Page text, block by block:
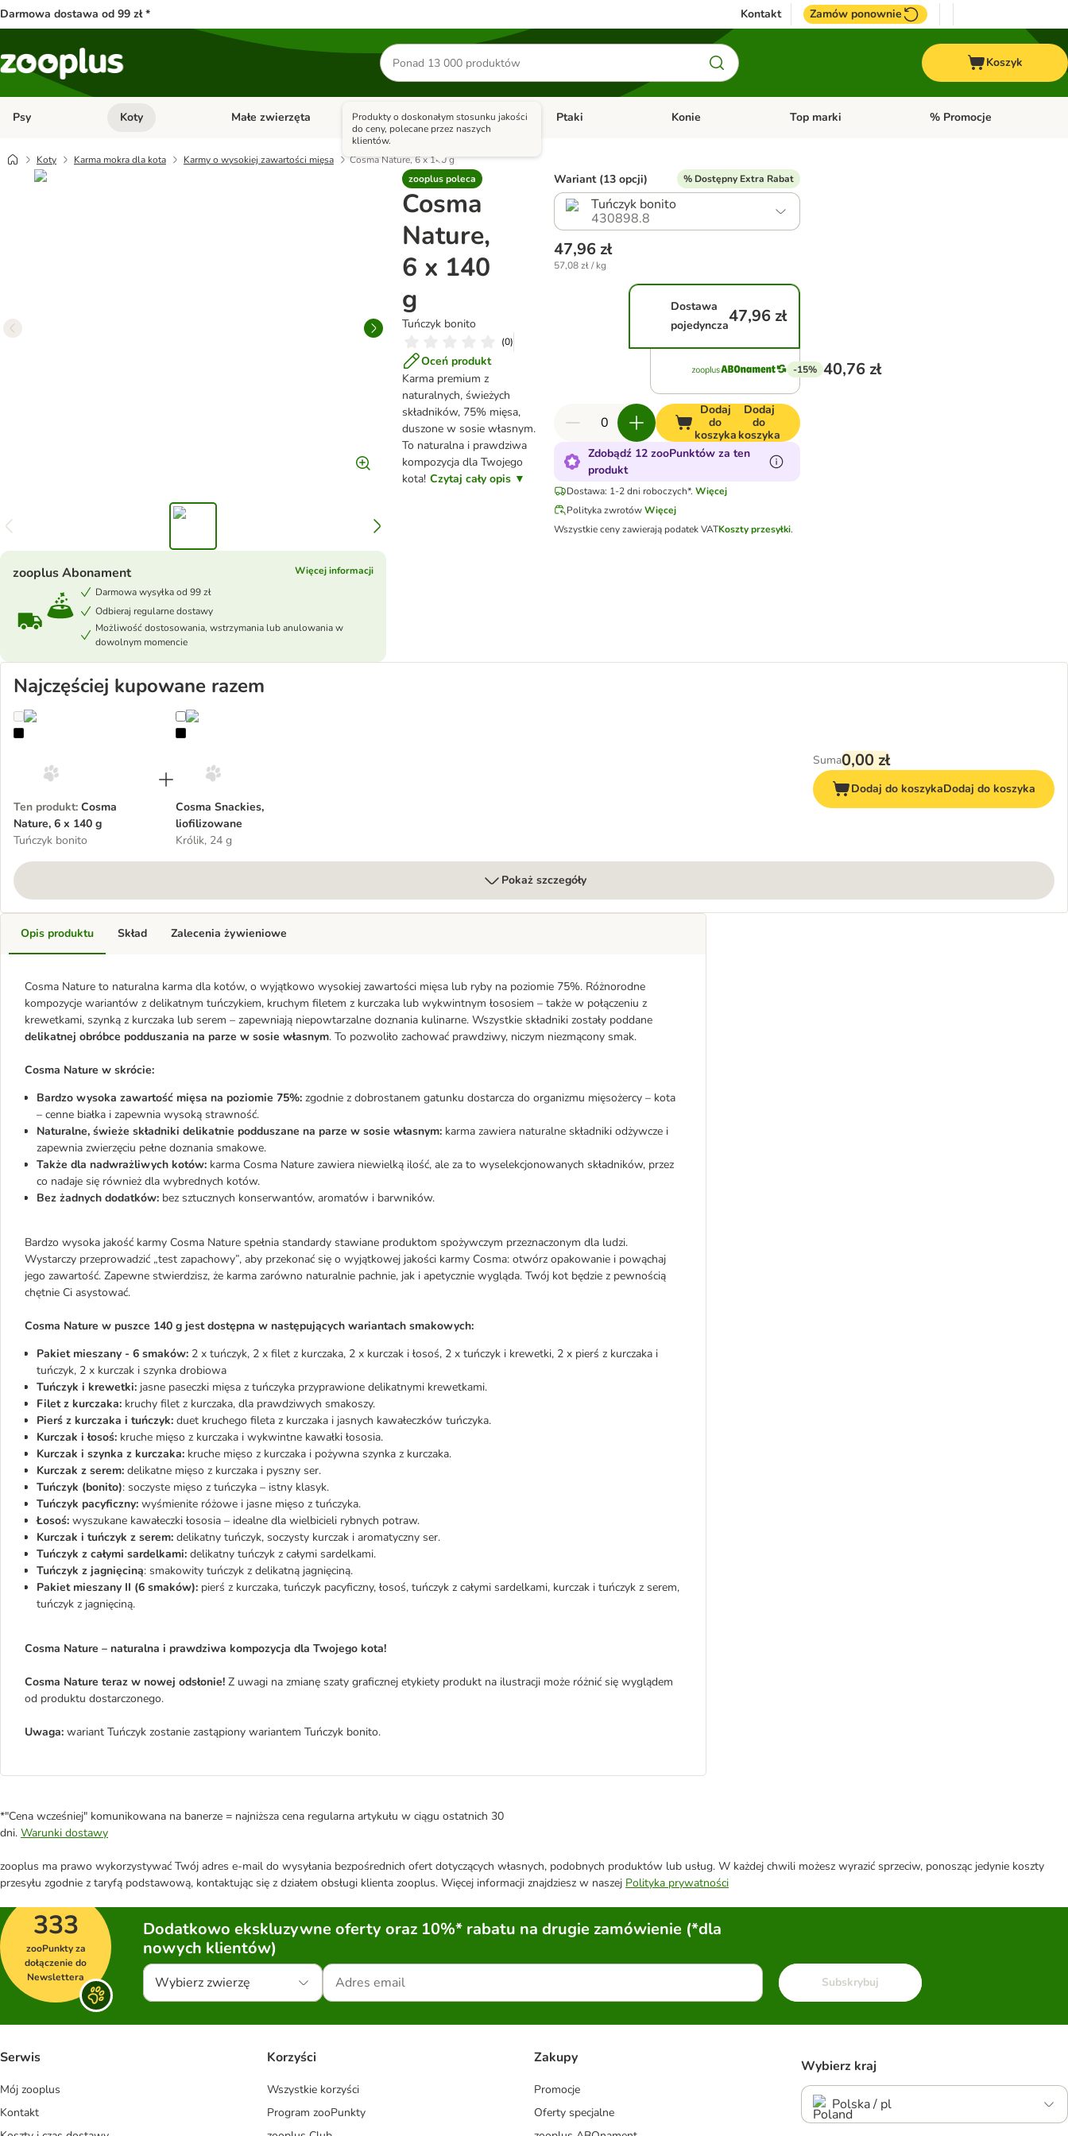
Darmowa dostawa od 99 zł * Kontakt Zamów ponownie
Szukaj
produktów
Koszyk
Psy Otwórz menu kategorii: Psy
Koty Otwórz menu kategorii: Koty
Małe zwierzęta Otwórz menu kategorii: Małe zwierzęta
Akwarystyka Otwórz menu kategorii: Akwarystyka
Ptaki Otwórz menu kategorii: Ptaki
Konie Otwórz menu kategorii: Konie
Top marki Otwórz menu kategorii: Top
% Promocje
Koty Karma mokra dla kota Karmy o wysokiej zawartości mięsa
Cosma Nature, 6 x 140 g
zooplus poleca
Produkty o doskonałym stosunku jakości
do ceny, polecane przez naszych
klientów.
Cosma
Nature,
6 x 140
g
Tuńczyk bonito
(0)
Oceń produkt
Karma premium z
naturalnych, świeżych
składników, 75% mięsa,
duszone w sosie własnym.
To naturalna i prawdziwa
kompozycja dla Twojego
kota! Czytaj cały opis ▼
zooplus Abonament
Więcej informacji
Darmowa wysyłka od 99 zł
Odbieraj regularne dostawy
Możliwość dostosowania, wstrzymania lub anulowania w
dowolnym momencie
Wariant (13 opcji) % Dostępny Extra Rabat
Tuńczyk bonito
430898.8
47,96 zł
57,08 zł / kg
Dostawa
pojedyncza47,96 zł
-15% 40,76 zł
Dodaj
do
koszyka
Dodaj
do
koszyka
Zdobądź 12 zooPunktów za ten
produkt
Dostawa: 1-2 dni roboczych*. Więcej
Polityka zwrotów Więcej
Wszystkie ceny zawierają podatek VATKoszty przesyłki.
Najczęściej kupowane razem
Cosma Nature, 6 x 140 g
Ten produkt: Cosma
Nature, 6 x 140 g
Tuńczyk bonito
Cosma Snackies, liofilizowane
Cosma Snackies,
liofilizowane
Królik, 24 g
Suma0,00 zł
Dodaj do koszykaDodaj do koszyka
Pokaż szczegóły
Opis produktu
Cosma Nature to naturalna karma dla kotów, o wyjątkowo wysokiej zawartości mięsa lub ryby na poziomie 75%. Różnorodne
kompozycje wariantów z delikatnym tuńczykiem, kruchym filetem z kurczaka lub wykwintnym łososiem – także w połączeniu z
krewetkami, szynką z kurczaka lub serem – zapewniają niepowtarzalne doznania kulinarne. Wszystkie składniki zostały poddane
delikatnej obróbce podduszania na parze w sosie własnym. To pozwoliło zachować prawdziwy, niczym niezmącony smak.
Cosma Nature w skrócie:
Bardzo wysoka zawartość mięsa na poziomie 75%: zgodnie z dobrostanem gatunku dostarcza do organizmu mięsożercy – kota
– cenne białka i zapewnia wysoką strawność.
Naturalne, świeże składniki delikatnie podduszane na parze w sosie własnym: karma zawiera naturalne składniki odżywcze i
zapewnia zwierzęciu pełne doznania smakowe.
Także dla nadwrażliwych kotów: karma Cosma Nature zawiera niewielką ilość, ale za to wyselekcjonowanych składników, przez
co nadaje się również dla wybrednych kotów.
Bez żadnych dodatków: bez sztucznych konserwantów, aromatów i barwników.
Bardzo wysoka jakość karmy Cosma Nature spełnia standardy stawiane produktom spożywczym przeznaczonym dla ludzi.
Wystarczy przeprowadzić „test zapachowy”, aby przekonać się o wyjątkowej jakości karmy Cosma: otwórz opakowanie i powąchaj
jego zawartość. Zapewne stwierdzisz, że karma zarówno naturalnie pachnie, jak i apetycznie wygląda. Twój kot będzie z pewnością
chętnie Ci asystować.
Cosma Nature w puszce 140 g jest dostępna w następujących wariantach smakowych:
Pakiet mieszany - 6 smaków: 2 x tuńczyk, 2 x filet z kurczaka, 2 x kurczak i łosoś, 2 x tuńczyk i krewetki, 2 x pierś z kurczaka i
tuńczyk, 2 x kurczak i szynka drobiowa
Tuńczyk i krewetki: jasne paseczki mięsa z tuńczyka przyprawione delikatnymi krewetkami.
Filet z kurczaka: kruchy filet z kurczaka, dla prawdziwych smakoszy.
Pierś z kurczaka i tuńczyk: duet kruchego fileta z kurczaka i jasnych kawałeczków tuńczyka.
Kurczak i łosoś: kruche mięso z kurczaka i wykwintne kawałki łososia.
Kurczak i szynka z kurczaka: kruche mięso z kurczaka i pożywna szynka z kurczaka.
Kurczak z serem: delikatne mięso z kurczaka i pyszny ser.
Tuńczyk (bonito): soczyste mięso z tuńczyka – istny klasyk.
Tuńczyk pacyficzny: wyśmienite różowe i jasne mięso z tuńczyka.
Łosoś: wyszukane kawałeczki łososia – idealne dla wielbicieli rybnych potraw.
Kurczak i tuńczyk z serem: delikatny tuńczyk, soczysty kurczak i aromatyczny ser.
Tuńczyk z całymi sardelkami: delikatny tuńczyk z całymi sardelkami.
Tuńczyk z jagnięciną: smakowity tuńczyk z delikatną jagnięciną.
Pakiet mieszany II (6 smaków): pierś z kurczaka, tuńczyk pacyficzny, łosoś, tuńczyk z całymi sardelkami, kurczak i tuńczyk z serem,
tuńczyk z jagnięciną.
Cosma Nature – naturalna i prawdziwa kompozycja dla Twojego kota!
Cosma Nature teraz w nowej odsłonie! Z uwagi na zmianę szaty graficznej etykiety produkt na ilustracji może różnić się wyglądem
od produktu dostarczonego.
Uwaga: wariant Tuńczyk zostanie zastąpiony wariantem Tuńczyk bonito.
Skład Zalecenia żywieniowe
*"Cena wcześniej" komunikowana na banerze = najniższa cena regularna artykułu w ciągu ostatnich 30
dni. Warunki dostawy
zooplus ma prawo wykorzystywać Twój adres e-mail do wysyłania bezpośrednich ofert dotyczących własnych, podobnych produktów lub usług. W każdej chwili możesz wyrazić sprzeciw, ponosząc jedynie koszty
przesyłu zgodnie z taryfą podstawową, kontaktując się z działem obsługi klienta zooplus. Więcej informacji znajdziesz w naszej Polityka prywatności
333
zooPunkty za
dołączenie do
Newslettera
Dodatkowo ekskluzywne oferty oraz 10%* rabatu na drugie zamówienie (*dla
nowych klientów)
Wybierz zwierzę Subskrybuj
Serwis
Mój zooplus
Kontakt
Korzyści
Wszystkie korzyści
Program zooPunkty
Zakupy
Promocje
Oferty specjalne
Wybierz kraj
Polska / pl